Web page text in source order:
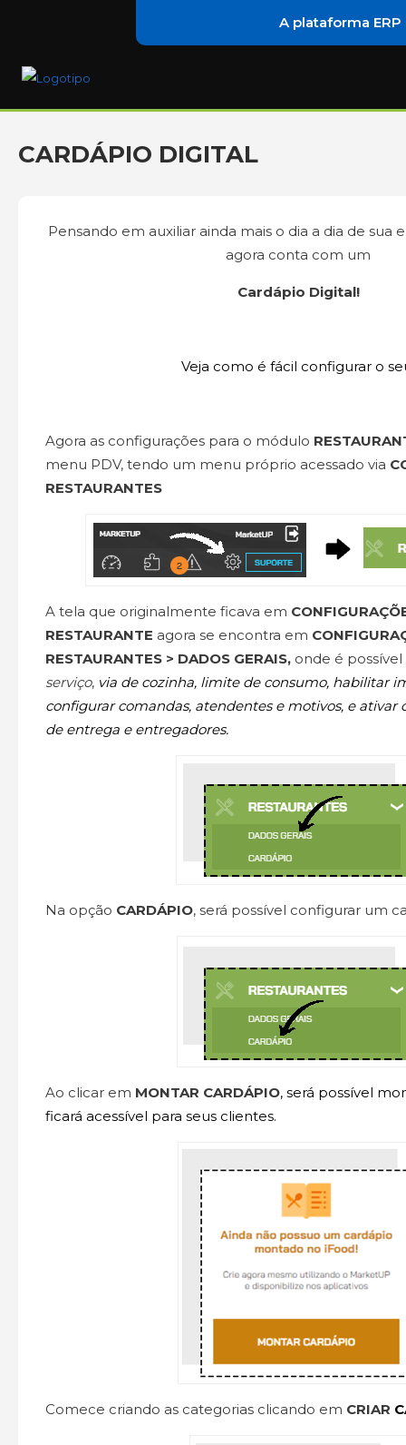
A plataforma
CARDÁPIO DIGITAL
Pensando em auxiliar ainda mais o dia a dia de sua
agora conta com um
Cardápio Digital!
Veja como é fácil configurar o
Agora as configurações para o módulo
menu PDV, tendo um menu próprio acessado via
RESTAURANTES
A tela que originalmente ficava em
RESTAURANTE agora se encontra em
RESTAURANTES > DADOS GERAIS, onde é
serviço, via de cozinha, limite de consumo, habilitar
configurar comandas, atendentes e motivos, e ativar
de entrega e entregadores.
Na opção CARDÁPIO, será possível configurar um
Ao clicar em MONTAR CARDÁPIO, será possível
ficará acessível para seus clientes.
Comece criando as categorias clicando em CRIAR